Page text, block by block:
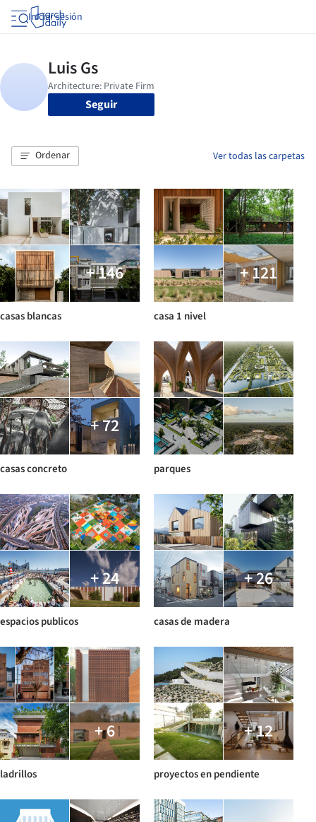
Iniciar sesión
Seguir
Ordenar Ver todas las carpetas
+ 146
casas blancas
+ 121
casa 1 nivel
+ 72
casas concreto parques
+ 24
espacios publicos
+ 26
casas de madera
+ 6
ladrillos
+ 12
proyectos en pendiente